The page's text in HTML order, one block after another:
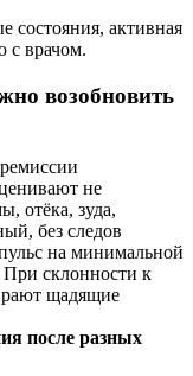
состояния, активная
с врачом.
возобновить
не
отёка, зуда,
без следов
на минимальной
При склонности к
щадящие
после разных